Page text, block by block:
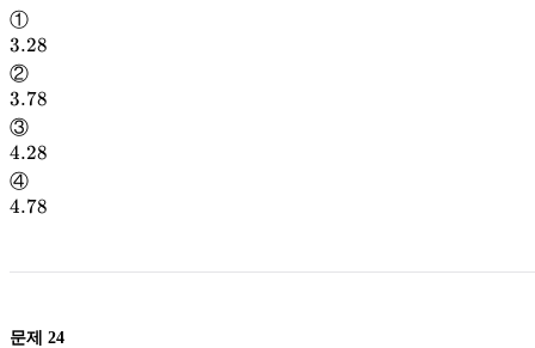
①
3.28
3.28
②
3.78
3.78
③
4.28
4.28
④
4.78
4.78
문제 24